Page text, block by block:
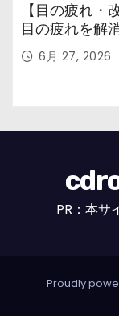
【目の疲れ・
目の疲れを解
市の女性・美
6月 27, 2026
PR：本サ
Proudly